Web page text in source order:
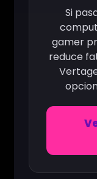
Si
gamer
reduce